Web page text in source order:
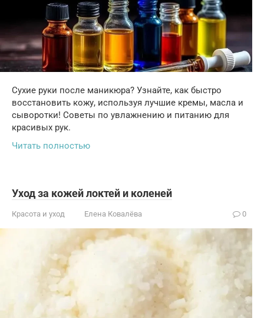
Сухие руки после маникюра? Узнайте, как быстро
восстановить кожу, используя лучшие кремы, масла и
сыворотки! Советы по увлажнению и питанию для
красивых рук.
Читать полностью
Уход за кожей локтей и коленей
Красота и уход Елена Ковалёва 0